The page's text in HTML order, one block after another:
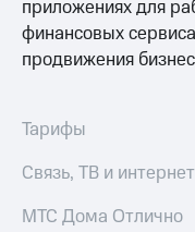
приложениях для
финансовых
продвижения
Тарифы
Связь, ТВ и интернет
МТС Дома Отлично